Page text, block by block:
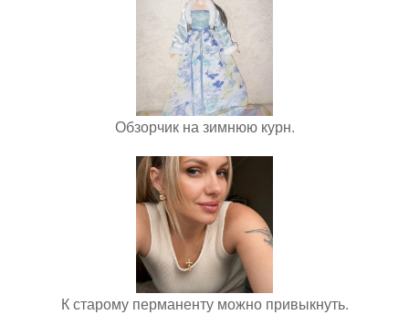
Обзорчик на зимнюю курн.
К старому перманенту можно привыкнуть.